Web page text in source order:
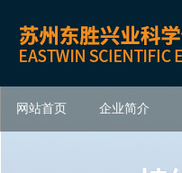
网站首页 企业简介